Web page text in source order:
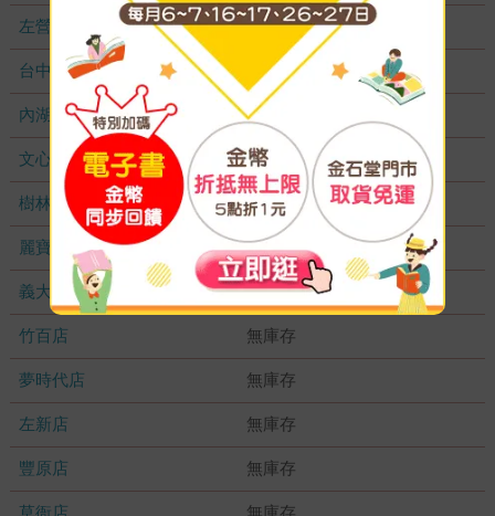
左營店 無庫存
台中秀泰店 無庫存
內湖大潤發 無庫存
文心店 無庫存
樹林店 無庫存
麗寶店 無庫存
義大店 無庫存
竹百店 無庫存
夢時代店 無庫存
左新店 無庫存
豐原店 無庫存